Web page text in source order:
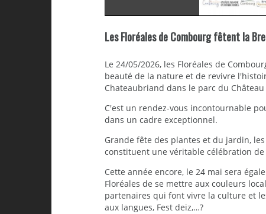
Les Floréales de Combourg fêtent la
Le 24/05/2026, les Floréales de
beauté de la nature et de revivre
Chateaubriand dans le parc du Château
C'est un rendez-vous incontournable
dans un cadre exceptionnel.
Grande fête des plantes et du jardin,
constituent une véritable célébration
Cette année encore, le 24 mai sera
Floréales de se mettre aux couleurs
partenaires qui font vivre la culture et
aux langues, Fest deiz,…?